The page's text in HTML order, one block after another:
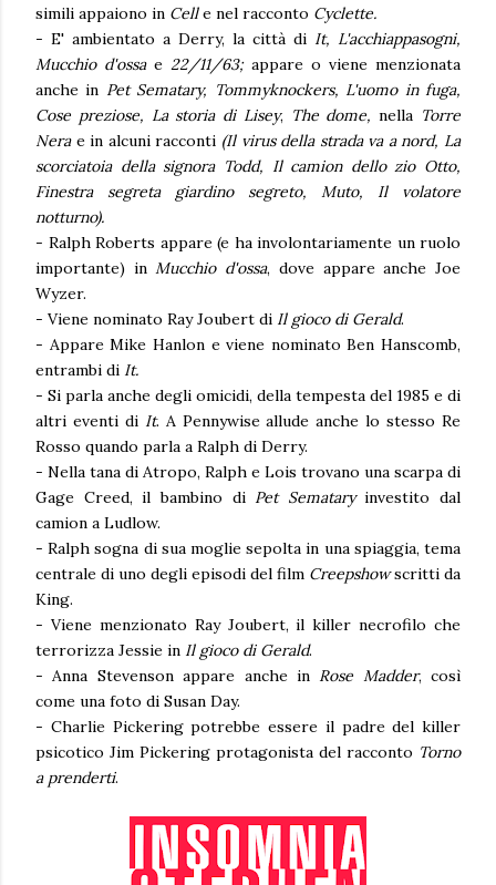
simili appaiono in Celle nel racconto Cyclette.
- E' ambientato a Derry, la città di It, L'acchiappasogni,
Mucchio d'ossa e 22/11/63; appare o viene menzionata
anche in Pet Sematary, Tommyknockers, L'uomo in fuga,
Cose preziose, La storia di Lisey, The dome, nella Torre
Nera e in alcuni racconti (Il virus della strada va a nord, La
scorciatoia della signora Todd, Il camion dello zio Otto,
Finestra segreta giardino segreto, Muto, Il volatore
notturno).
- Ralph Roberts appare (e ha involontariamente un ruolo
importante) inMucchio d'ossa, dove appare anche Joe
Wyzer.
- Viene nominato Ray Joubert di Il gioco di Gerald.
- Appare Mike Hanlon e viene nominato Ben Hanscomb,
entrambi di It.
- Si parla anche degli omicidi, della tempesta del 1985 e di
altri eventi di It. A Pennywise allude anche lo stesso Re
Rosso quando parla a Ralph di Derry.
- Nella tana di Atropo, Ralph e Lois trovano una scarpa di
Gage Creed, il bambino di Pet Semataryinvestito dal
camion a Ludlow.
- Ralph sogna di sua moglie sepolta in una spiaggia, tema
centrale di uno degli episodi del film Creepshowscritti da
King.
- Viene menzionato Ray Joubert, il killer necrofilo che
terrorizza Jessie in Il gioco di Gerald.
- Anna Stevenson appare anche in Rose Madder, così
come una foto di Susan Day.
- Charlie Pickering potrebbe essere il padre del killer
psicotico Jim Pickering protagonista del racconto Torno
a prenderti.